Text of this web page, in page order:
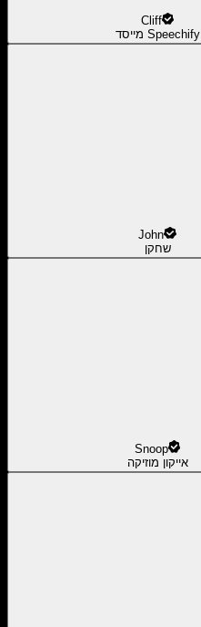
Cliff
מייסד Speechify
John
שחקן
Snoop
אייקון מוזיקה